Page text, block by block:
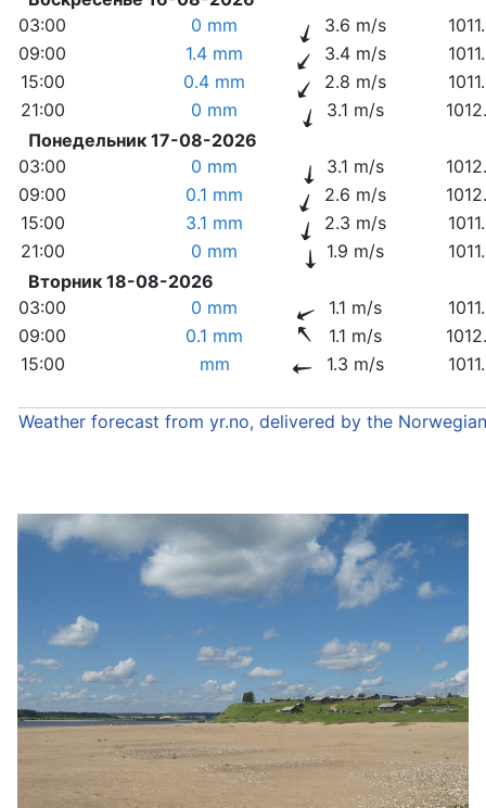
03:00
0 mm 3.6 m/s
09:00
1.4 mm 3.4 m/s
15:00
0.4 mm 2.8 m/s
21:00
0 mm 3.1 m/s
Понедельник 17-08-2026
03:00
0 mm 3.1 m/s
09:00
0.1 mm 2.6 m/s
15:00
3.1 mm 2.3 m/s
21:00
0 mm 1.9 m/s
Вторник 18-08-2026
03:00
0 mm 1.1 m/s
09:00
0.1 mm 1.1 m/s
15:00
mm 1.3 m/s
Weather forecast from yr.no, delivered by the